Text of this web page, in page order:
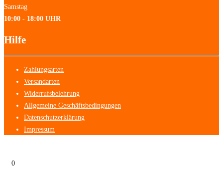
Samstag
10:00 - 18:00 UHR
Hilfe
Zahlungsarten
Versandarten
Widerrufsbelehrung
Allgemeine Geschäftsbedingungen
Datenschutzerklärung
Impressum
0